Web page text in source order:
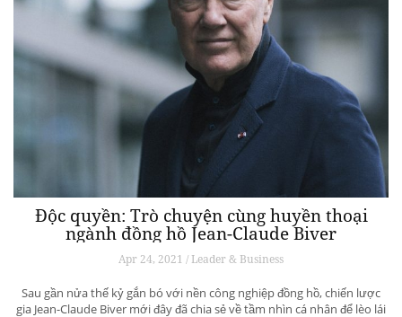
Độc quyền: Trò chuyện cùng huyền thoại
ngành đồng hồ Jean-Claude Biver
Apr 24, 2021 / Leader & Business
Sau gần nửa thế kỷ gắn bó với nền công nghiệp đồng hồ, chiến lược
gia Jean-Claude Biver mới đây đã chia sẻ về tầm nhìn cá nhân để lèo lái